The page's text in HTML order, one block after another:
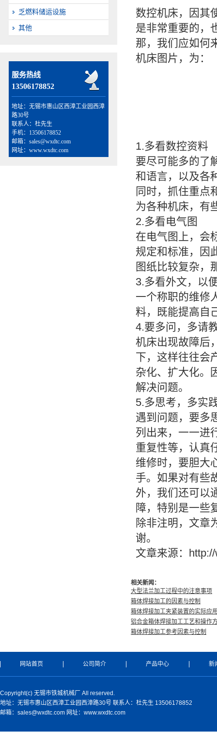
乏燃料储运设施
其他
服务热线
13506178852
地址：无锡市惠山区西漳工业园西漳
路30号
联系人：杜先生
手机：13506178852
邮箱：sales@wxdtc.com
网址：www.wxdtc.com
数控机床，因其
是非常重要的，
那，我们应如何
机床图片，为：
1.多看数控资料
要尽可能多的了
和语言，以及各
同时，抓住重点
为各种机床，有
2.多看电气图
在电气图上，会
规定和标准，因
图纸比较复杂，
3.多看外文，以
一个称职的维修
料，既能提高自
4.要多问，多请
机床出现故障后
下，这样往往会
杂化、扩大化。
解决问题。
5.多思考，多实
遇到问题，要多
列出来，一一进
重复性等，认真
维修时，要胆大
手。如果对有些
外，我们还可以
障，特别是一些
除非注明，文章
谢。
文章来源：
相关新闻：
大型法兰加工过程中的注意事项
箱体焊接加工的因素与控制
箱体焊接加工夹紧装置的实际应
铝合金箱体焊接加工工艺和操作
箱体焊接加工参考因素与控制
网站首页 公司简介 产品中心 新
Copyright(c) 无锡市铁城机械厂 All reserved.
地址：无锡市惠山区西漳工业园西漳路30号 联系人：杜先生 13506178852
邮箱：sales@wxdtc.com 网址：www.wxdtc.com